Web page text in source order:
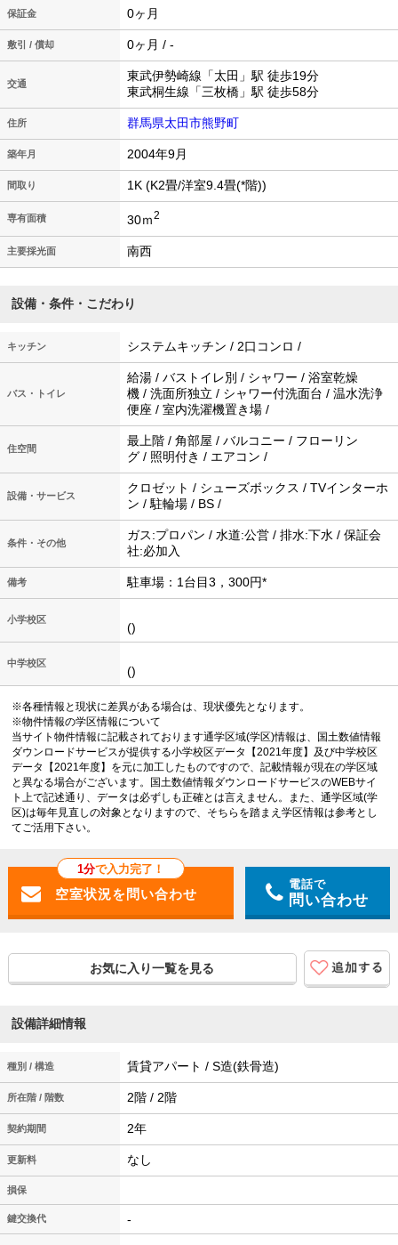
保証金 0ヶ月
敷引 / 償却 0ヶ月 / -
交通
東武伊勢崎線「太田」駅 徒歩19分
東武桐生線「三枚橋」駅 徒歩58分
住所 群馬県太田市熊野町
築年月 2004年9月
間取り 1K (K2畳/洋室9.4畳(*階))
専有面積 30ｍ2
主要採光面 南西
設備・条件・こだわり
キッチン システムキッチン / 2口コンロ /
バス・トイレ
給湯 / バストイレ別 / シャワー / 浴室乾燥
機 / 洗面所独立 / シャワー付洗面台 / 温水洗浄
便座 / 室内洗濯機置き場 /
住空間
最上階 / 角部屋 / バルコニー / フローリン
グ / 照明付き / エアコン /
設備・サービス
クロゼット / シューズボックス / TVインターホ
ン / 駐輪場 / BS /
条件・その他
ガス:プロパン / 水道:公営 / 排水:下水 / 保証会
社:必加入
備考 駐車場：1台目3，300円*
小学校区
()
中学校区
()
※各種情報と現状に差異がある場合は、現状優先となります。
※物件情報の学区情報について
当サイト物件情報に記載されております通学区域(学区)情報は、国土数値情報
ダウンロードサービスが提供する小学校区データ【2021年度】及び中学校区
データ【2021年度】を元に加工したものですので、記載情報が現在の学区域
と異なる場合がございます。国土数値情報ダウンロードサービスのWEBサイ
ト上で記述通り、データは必ずしも正確とは言えません。また、通学区域(学
区)は毎年見直しの対象となりますので、そちらを踏まえ学区情報は参考とし
てご活用下さい。
1分で入力完了！
電話で
問い合わせ
お気に入り一覧を見る
設備詳細情報
種別 / 構造 賃貸アパート / S造(鉄骨造)
所在階 / 階数 2階 / 2階
契約期間 2年
更新料 なし
損保
鍵交換代 -